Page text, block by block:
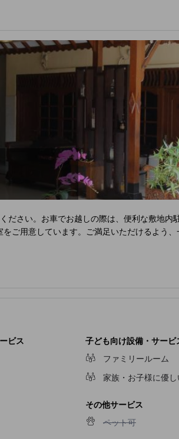
ださい。お車でお越しの際は、便利な敷地内
ご用意しています。ご満足いただけるよう
ビス
子ども向け設備・サービ
ファミリールーム
家族・お子様に優
その他サービス
ペット可不可
ペット可